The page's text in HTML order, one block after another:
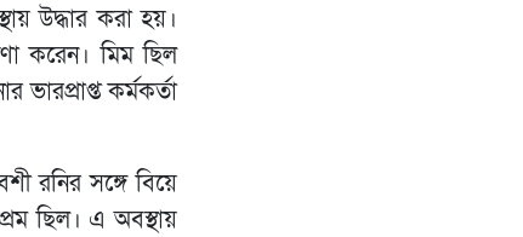
উদ্ধার করা হয়।
করেন। মিম ছিল
ভারপ্রাপ্ত কর্মকর্তা
রনির সঙ্গে বিয়ে
ছিল। এ অবস্থায়